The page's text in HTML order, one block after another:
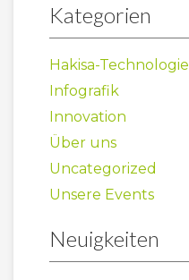
Kategorien
Hakisa-Technologie
Infografik
Innovation
Über uns
Uncategorized
Unsere Events
Neuigkeiten